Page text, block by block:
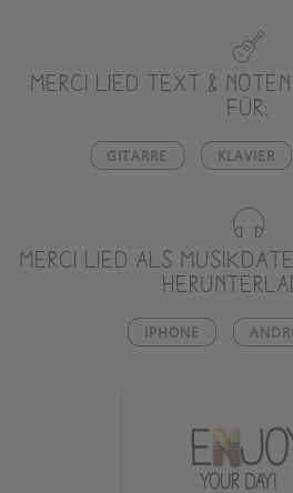
merci Lied Text &
für:
GITARRE KLAVIER
merci Lied als
IPHONE